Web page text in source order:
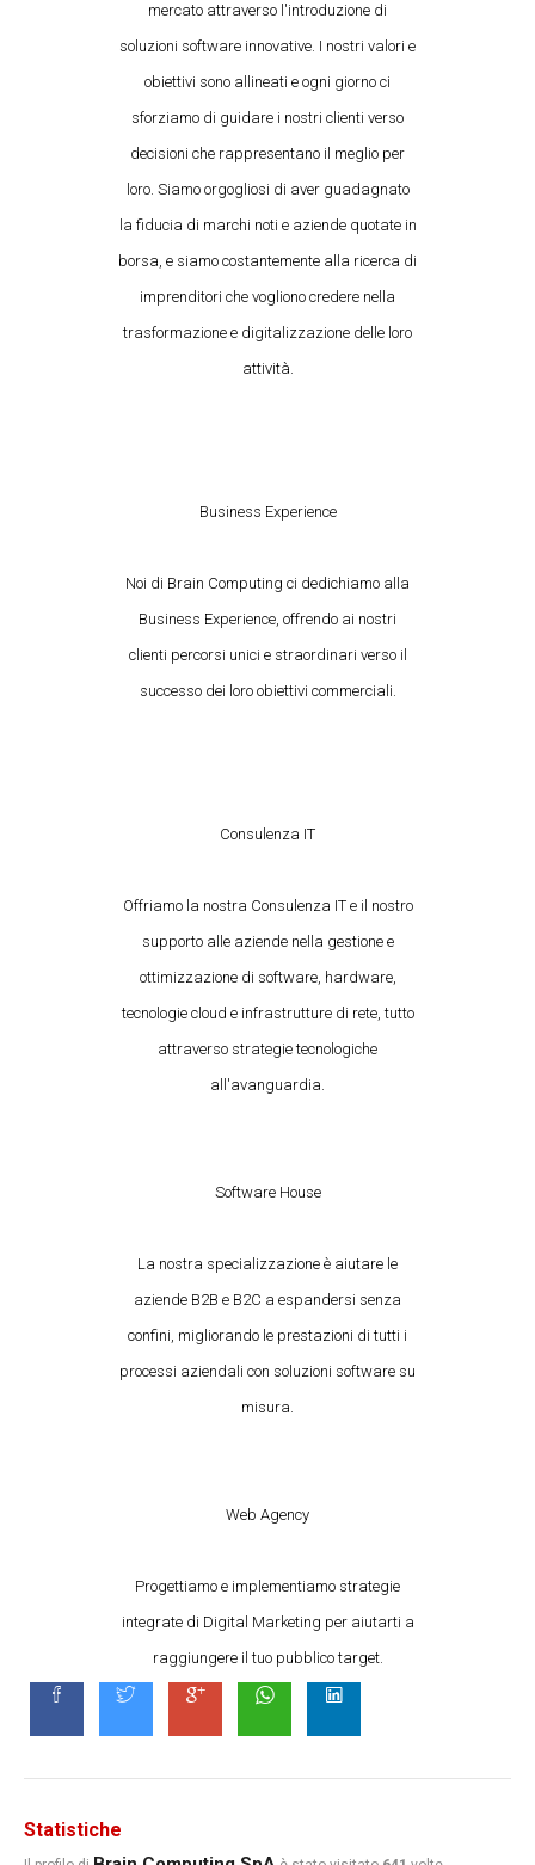
mercato attraverso l'introduzione di
soluzioni software innovative. I nostri valori e
obiettivi sono allineati e ogni giorno ci
sforziamo di guidare i nostri clienti verso
decisioni che rappresentano il meglio per
loro. Siamo orgogliosi di aver guadagnato
la fiducia di marchi noti e aziende quotate in
borsa, e siamo costantemente alla ricerca di
imprenditori che vogliono credere nella
trasformazione e digitalizzazione delle loro
attività.
Business Experience
Noi di Brain Computing ci dedichiamo alla
Business Experience, offrendo ai nostri
clienti percorsi unici e straordinari verso il
successo dei loro obiettivi commerciali.
Consulenza IT
Offriamo la nostra Consulenza IT e il nostro
supporto alle aziende nella gestione e
ottimizzazione di software, hardware,
tecnologie cloud e infrastrutture di rete, tutto
attraverso strategie tecnologiche
all'avanguardia.
Software House
La nostra specializzazione è aiutare le
aziende B2B e B2C a espandersi senza
confini, migliorando le prestazioni di tutti i
processi aziendali con soluzioni software su
misura.
Web Agency
Progettiamo e implementiamo strategie
integrate di Digital Marketing per aiutarti a
raggiungere il tuo pubblico target.
Statistiche